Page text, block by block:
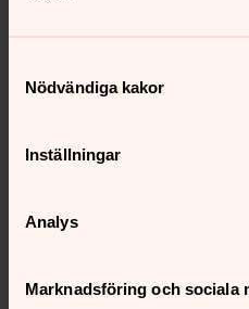
Nödvändiga kakor
Inställningar
Analys
Marknadsföring och sociala
Senast ändrad 22 juni 2026
innehåll?
Dela